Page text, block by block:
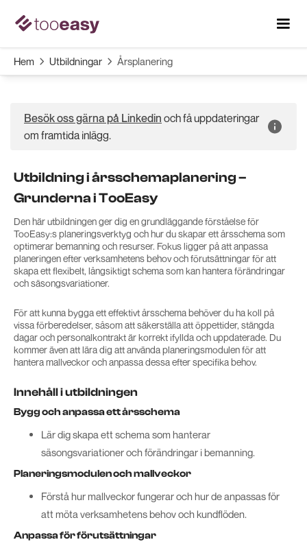
Hem  Utbildningar  Årsplanering
Besök oss gärna på Linkedin och få uppdateringar
om framtida inlägg.
Utbildning i årsschemaplanering –
Grunderna i TooEasy
Den här utbildningen ger dig en grundläggande förståelse för
TooEasy:s planeringsverktyg och hur du skapar ett årsschema som
optimerar bemanning och resurser. Fokus ligger på att anpassa
planeringen efter verksamhetens behov och förutsättningar för att
skapa ett flexibelt, långsiktigt schema som kan hantera förändringar
och säsongsvariationer.
För att kunna bygga ett effektivt årsschema behöver du ha koll på
vissa förberedelser, såsom att säkerställa att öppettider, stängda
dagar och personalkontrakt är korrekt ifyllda och uppdaterade. Du
kommer även att lära dig att använda planeringsmodulen för att
hantera mallveckor och anpassa dessa efter specifika behov.
Innehåll i utbildningen
Bygg och anpassa ett årsschema
Lär dig skapa ett schema som hanterar
säsongsvariationer och förändringar i bemanning.
Planeringsmodulen och mallveckor
Förstå hur mallveckor fungerar och hur de anpassas för
att möta verksamhetens behov och kundflöden.
Anpassa för förutsättningar